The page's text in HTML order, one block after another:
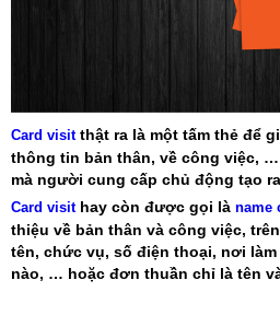
Card visitthật ra là một tấm thẻ để
thông tin bản thân, về công việc,
mà người cung cấp chủ động tạo ra
Card visit hay còn được gọi là name
thiệu về bản thân và công việc,
tên, chức vụ, số điện thoại, nơi
nào, … hoặc đơn thuần chỉ là tên